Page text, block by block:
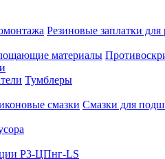
Резиновые заплатки для
материалы
Тумблеры
смазки Смазки для
Р3-ЦПнг-LS